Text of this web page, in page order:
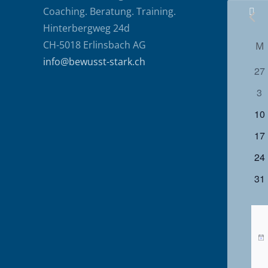
Coaching. Beratung. Training.
Hinterbergweg 24d
CH-5018 Erlinsbach AG
info@bewusst-stark.ch
M
0
27
0
3
0
10
0
17
0
24
0
31